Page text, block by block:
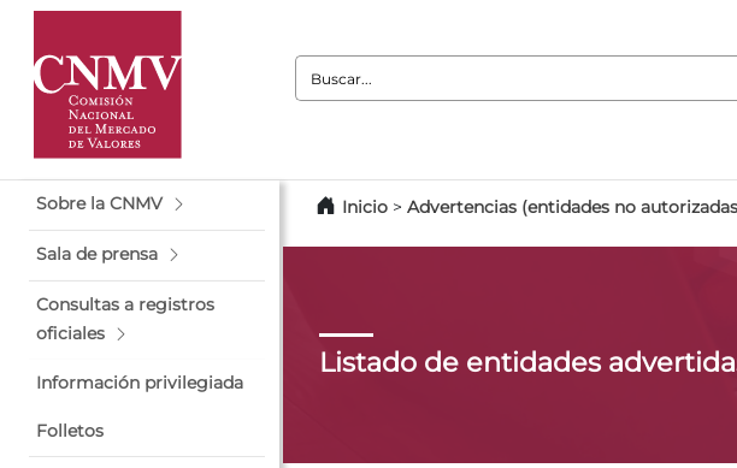
Buscar:
Sobre la CNMV
Sala de prensa
Consultas a registros
oficiales
Información privilegiada
Folletos
Inicio > Advertencias (entidades no
Listado de entidades